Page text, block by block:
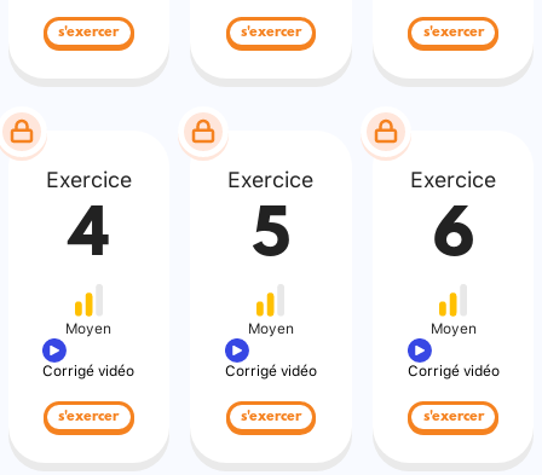
s'exercer s'exercer s'exercer
Exercice
4
Moyen
Corrigé vidéo
s'exercer
Exercice
5
Moyen
Corrigé vidéo
s'exercer
Exercice
6
Moyen
Corrigé vidéo
s'exercer